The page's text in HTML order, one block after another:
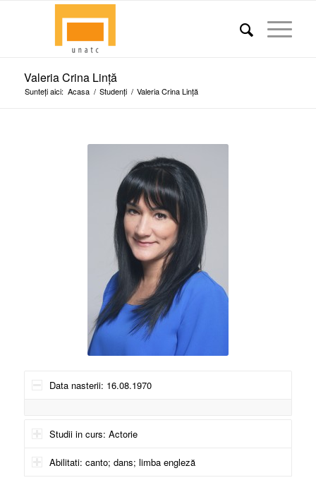
Valeria Crina Lință
Sunteți aici: Acasa / Studenți / Valeria Crina Lință
Data nasterii: 16.08.1970
Studii in curs: Actorie
Abilitati: canto; dans; limba engleză